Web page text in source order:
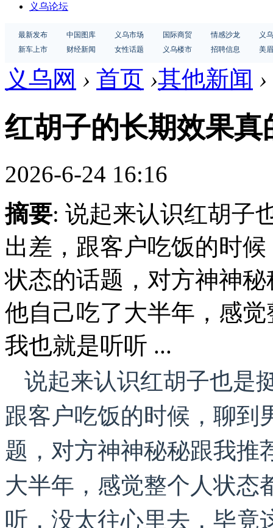
义乌论坛
最新发布 中国图库 义乌市场 国际商贸 情感沙龙
义
新车上市
财经新闻 女性话题 义乌楼市 招聘信息 美
义乌网 › 首页 ›其他新闻 ›
红胡子的长期效果真
2026-6-24 16:16
摘要: 说起来认识红胡子
出差，跟客户吃饭的时
状态的话题，对方神神
他自己吃了大半年，感
我也就是听听 ...
说起来认识红胡子也是
跟客户吃饭的时候，聊到
题，对方神神秘秘跟我推
大半年，感觉整个人状态
听，没太往心里去，毕竟